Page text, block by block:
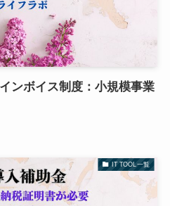
ンボイス制度：小規模事業
IT TOOL一覧